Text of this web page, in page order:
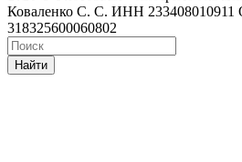
Коваленко С. С. ИНН
318325600060802
Найти